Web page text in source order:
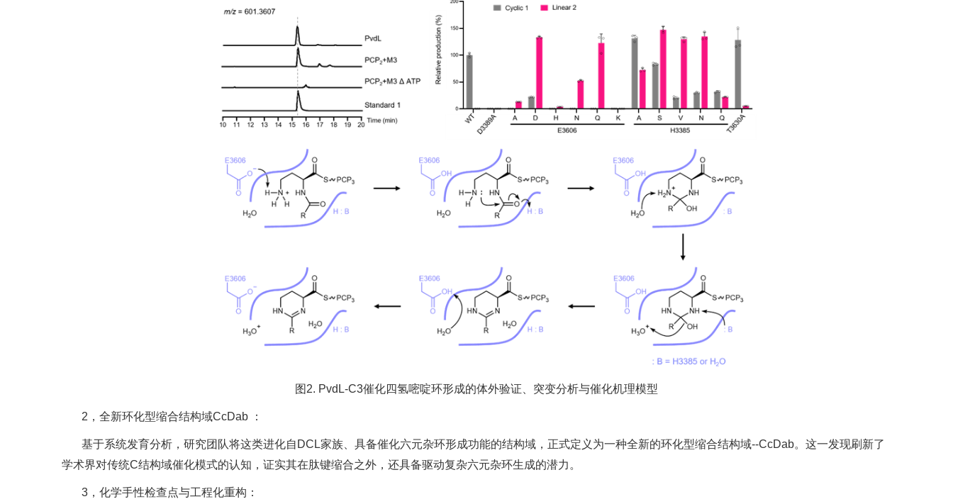
图2. PvdL-C3催化四氢嘧啶环形成的体外验证、突变分析与催化机理模型
2，全新环化型缩合结构域CcDab ：
基于系统发育分析，研究团队将这类进化自DCL家族、具备催化六元杂环形成功能的结构域，正式定义为一种全新的环化型缩合结构域--CcDab。这一发现刷新了
学术界对传统C结构域催化模式的认知，证实其在肽键缩合之外，还具备驱动复杂六元杂环生成的潜力。
3，化学手性检查点与工程化重构：